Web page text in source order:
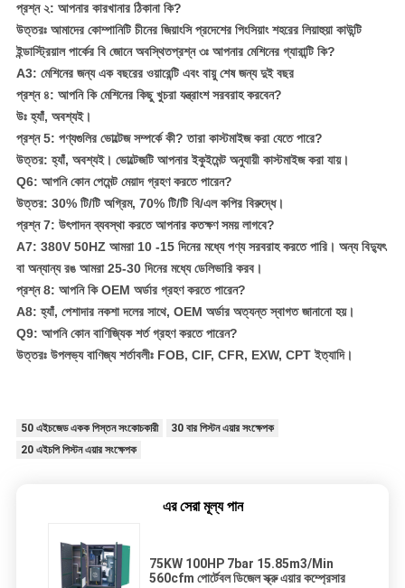
প্রশ্ন ২: আপনার কারখানার ঠিকানা কি?
উত্তরঃ আমাদের কোম্পানিটি চীনের জিয়াংসি প্রদেশের পিংসিয়াং শহরের লিয়াহুয়া কাউন্টি
ইন্ডাস্ট্রিয়াল পার্কের বি জোনে অবস্থিতপ্রশ্ন ৩ঃ আপনার মেশিনের গ্যারান্টি কি?
A3: মেশিনের জন্য এক বছরের ওয়ারেন্টি এবং বায়ু শেষ জন্য দুই বছর
প্রশ্ন ৪: আপনি কি মেশিনের কিছু খুচরা যন্ত্রাংশ সরবরাহ করবেন?
উঃ হ্যাঁ, অবশ্যই।
প্রশ্ন 5: পণ্যগুলির ভোল্টেজ সম্পর্কে কী? তারা কাস্টমাইজ করা যেতে পারে?
উত্তর: হ্যাঁ, অবশ্যই। ভোল্টেজটি আপনার ইকুইমেন্ট অনুযায়ী কাস্টমাইজ করা যায়।
Q6: আপনি কোন পেমেন্ট মেয়াদ গ্রহণ করতে পারেন?
উত্তর: 30% টি/টি অগ্রিম, 70% টি/টি বি/এল কপির বিরুদ্ধে।
প্রশ্ন 7: উৎপাদন ব্যবস্থা করতে আপনার কতক্ষণ সময় লাগবে?
A7: 380V 50HZ আমরা 10 -15 দিনের মধ্যে পণ্য সরবরাহ করতে পারি। অন্য বিদ্যুৎ
বা অন্যান্য রঙ আমরা 25-30 দিনের মধ্যে ডেলিভারি করব।
প্রশ্ন 8: আপনি কি OEM অর্ডার গ্রহণ করতে পারেন?
A8: হ্যাঁ, পেশাদার নকশা দলের সাথে, OEM অর্ডার অত্যন্ত স্বাগত জানানো হয়।
Q9: আপনি কোন বাণিজ্যিক শর্ত গ্রহণ করতে পারেন?
উত্তরঃ উপলভ্য বাণিজ্য শর্তাবলীঃ FOB, CIF, CFR, EXW, CPT ইত্যাদি।
50 এইচজেড একক পিস্তন সংকোচকারী
30 বার পিস্টন এয়ার সংক্ষেপক
20 এইচপি পিস্টন এয়ার সংক্ষেপক
এর সেরা মূল্য পান
75KW 100HP 7bar 15.85m3/Min
560cfm পোর্টেবল ডিজেল স্ক্রু এয়ার কম্প্রেসার